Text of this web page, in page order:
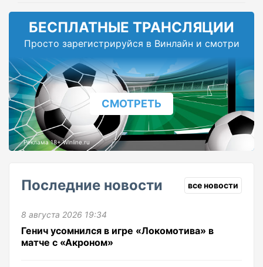
БЕСПЛАТНЫЕ ТРАНСЛЯЦИИ
Просто зарегистрируйся в Винлайн и смотри
СМОТРЕТЬ
Реклама 18+ Winline.ru
Последние новости все новости
8 августа 2026 19:34
Генич усомнился в игре «Локомотива» в
матче с «Акроном»